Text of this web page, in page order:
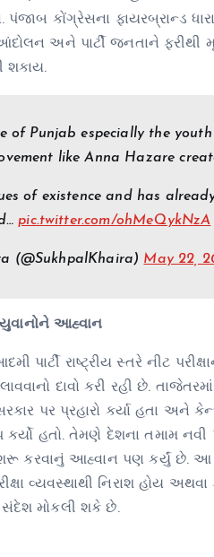
કોંગ્રેસના ફાયરબ્રાન્ડ
અને પાર્ટી જનતાને ફરીથી
શકાય.
of Punjab especially the
like Anna Hazare
of existence and has
pic.twitter.com/ohMeQykNzA
(@SukhpalKhaira) May 22,
યુવાનોને આહ્વાન
રાષ્ટ્રીય સ્તરે નીટ
દાવો કરી રહી છે.
પર પ્રહારો કર્યા હતા અને
હતો. તેમણે દેશના તમામ નવી
શરૂ કરવાનું આહ્વાન પણ કર્યું
વ્યવસ્થાથી નિરાશ હોય
સંદેશ મોકલી શકે છે.